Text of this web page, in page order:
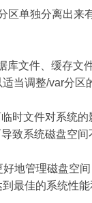
区单独分离出
库文件、缓存文
当调整/var分区
时文件对系统
致系统磁盘空间
地管理磁盘空
最佳的系统性能